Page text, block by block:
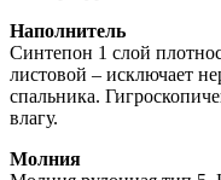
Наполнитель
Синтепон 1 слой
листовой – исключает
спальника.
влагу.
Молния